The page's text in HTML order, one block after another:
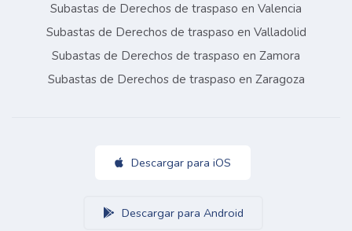
Subastas de Derechos de traspaso en Valencia
Subastas de Derechos de traspaso en Valladolid
Subastas de Derechos de traspaso en Zamora
Subastas de Derechos de traspaso en Zaragoza
Descargar para iOS
Descargar para Android